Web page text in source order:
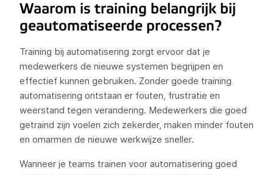
Waarom is training belangrijk bij
geautomatiseerde processen?
Training bij automatisering zorgt ervoor dat je
medewerkers de nieuwe systemen begrijpen en
effectief kunnen gebruiken. Zonder goede training
automatisering ontstaan er fouten, frustratie en
weerstand tegen verandering. Medewerkers die goed
getraind zijn voelen zich zekerder, maken minder fouten
en omarmen de nieuwe werkwijze sneller.
Wanneer je teams trainen voor automatisering goed